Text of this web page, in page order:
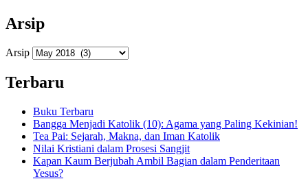
Arsip
Arsip
Terbaru
Buku Terbaru
Bangga Menjadi Katolik (10): Agama yang Paling Kekinian!
Tea Pai: Sejarah, Makna, dan Iman Katolik
Nilai Kristiani dalam Prosesi Sangjit
Kapan Kaum Berjubah Ambil Bagian dalam Penderitaan
Yesus?